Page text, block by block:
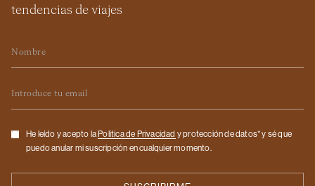
tendencias de viajes
Checkbox
He leído y acepto la Politica de Privacidad y protección de datos* y sé que
puedo anular mi suscripción en cualquier momento.